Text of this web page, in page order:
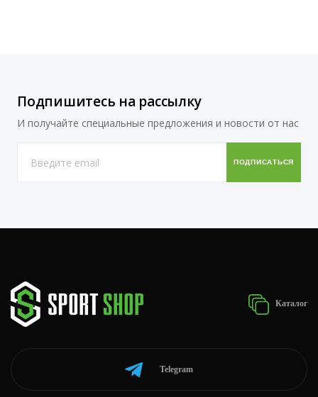
Подпишитесь на рассылку
И получайте специальные предложения и новости от нас
Каталог
Telegram